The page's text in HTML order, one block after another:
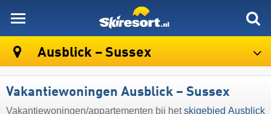
Ausblick – Sussex
Vakantiewoningen Ausblick – Sussex
Vakantiewoningen/appartementen bij hetskigebied Ausblick